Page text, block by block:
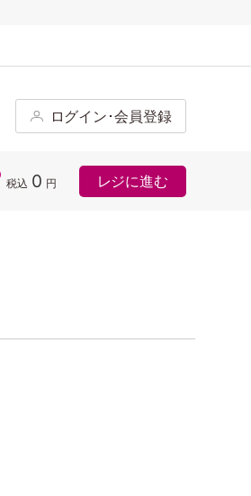
ログイン･会員登録
税込 0 円 レジに進む